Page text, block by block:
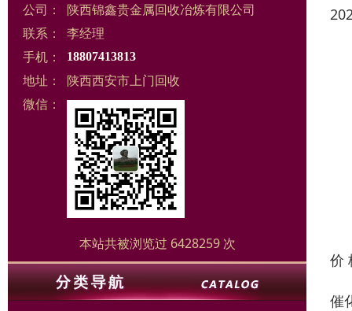
公司：
陕西锦鑫贵金属回收冶炼有限公司
联系：
李经理
手机：
18807413813
地址：
陕西西安市上门回收
微信：
本站共被浏览过 6428259 次
价
催